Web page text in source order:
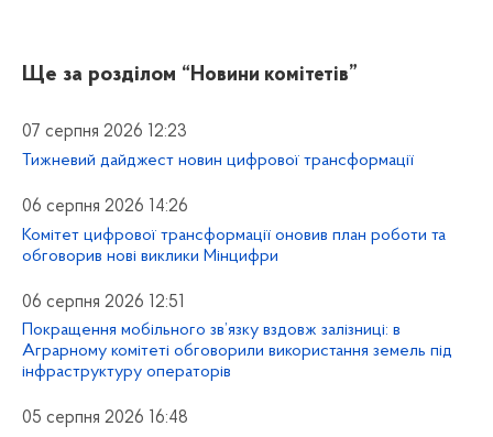
Ще за розділом “Новини комітетів”
07 серпня 2026 12:23
Тижневий дайджест новин цифрової трансформації
06 серпня 2026 14:26
Комітет цифрової трансформації оновив план роботи та
обговорив нові виклики Мінцифри
06 серпня 2026 12:51
Покращення мобільного зв’язку вздовж залізниці: в
Аграрному комітеті обговорили використання земель під
інфраструктуру операторів
05 серпня 2026 16:48